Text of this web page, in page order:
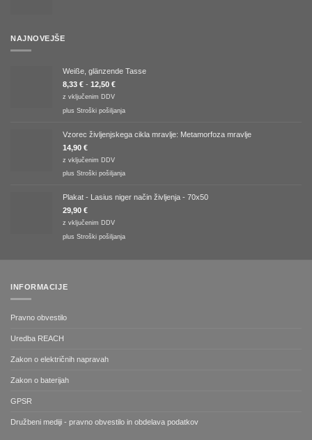
NAJNOVEJŠE
Weiße, glänzende Tasse
8,33 € - 12,50 €
z vključenim DDV
plus Stroški pošiljanja
Vzorec življenjskega cikla mravlje: Metamorfoza mravlje
14,90 €
z vključenim DDV
plus Stroški pošiljanja
Plakat - Lasius niger način življenja - 70x50
29,90 €
z vključenim DDV
plus Stroški pošiljanja
INFORMACIJE
Pravno obvestilo
Uredba REACH
Zakon o električnih napravah
Zakon o baterijah
GPSR
Družbeni mediji - pravno obvestilo in obdelava podatkov